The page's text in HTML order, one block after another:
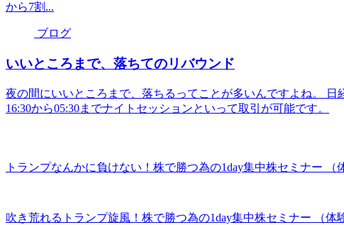
から7割...
ブログ
いいところまで、落ちてのリバウンド
夜の間にいいところまで、落ちるってことが多いんですよね。 日
16:30から05:30までナイトセッションといって取引が可能です。
トランプなんかに負けない！株で勝つ為の1day集中株セミナー （
吹き荒れるトランプ旋風！株で勝つ為の1day集中株セミナー （体